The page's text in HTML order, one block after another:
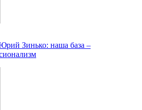
Зинько: наша база –